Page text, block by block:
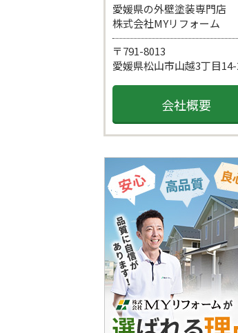
愛媛県の外壁塗装専門店
株式会社MYリフォーム
〒791-8013
愛媛県松山市山越3丁目14-
会社概要